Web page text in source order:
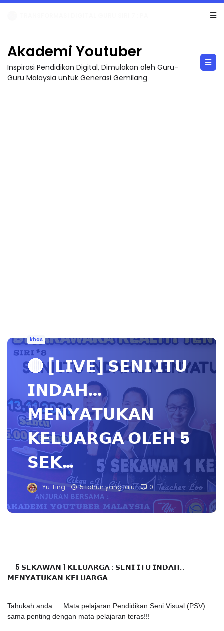
Akademi Youtuber
Inspirasi Pendidikan Digital, Dimulakan oleh Guru-
Guru Malaysia untuk Generasi Gemilang
khas
🔴 [𝗟𝗜𝗩𝗘] 𝗦𝗘𝗡𝗜 𝗜𝗧𝗨
𝗜𝗡𝗗𝗔𝗛...
𝗠𝗘𝗡𝗬𝗔𝗧𝗨𝗞𝗔𝗡
𝗞𝗘𝗟𝗨𝗔𝗥𝗚𝗔 𝗢𝗟𝗘𝗛 5
𝗦𝗘𝗞…
Yu. Ling 5 tahun yang lalu 0
5 𝗦𝗘𝗞𝗔𝗪𝗔𝗡 1 𝗞𝗘𝗟𝗨𝗔𝗥𝗚𝗔 : 𝗦𝗘𝗡𝗜 𝗜𝗧𝗨 𝗜𝗡𝗗𝗔𝗛...
𝗠𝗘𝗡𝗬𝗔𝗧𝗨𝗞𝗔𝗡 𝗞𝗘𝗟𝗨𝗔𝗥𝗚𝗔
Tahukah anda…. Mata pelajaran Pendidikan Seni Visual (PSV)
sama penting dengan mata pelajaran teras!!!